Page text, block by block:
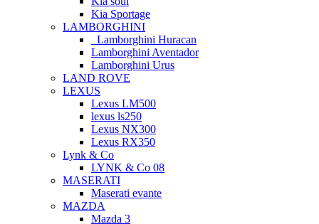
Kia Sportage
LAMBORGHINI
Lamborghini Huracan
Lamborghini Aventador
Lamborghini Urus
LAND ROVE
LEXUS
Lexus LM500
lexus ls250
Lexus NX300
Lexus RX350
Lynk & Co
LYNK & Co 08
MASERATI
Maserati evante
MAZDA
Mazda 3